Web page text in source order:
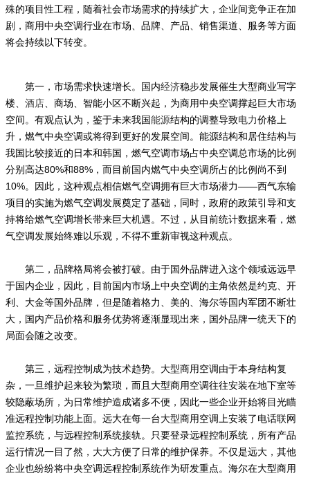
殊的项目性工程，随着社会市场需求的持续扩大，企业间竞争正在加
剧，商用中央空调行业在市场、品牌、产品、销售渠道、服务等方面
将会持续以下转变。
第一，市场需求快速增长。国内经济稳步发展催生大型商业写字
楼、 酒店 、商场、智能小区不断兴起，为商用中央空调撑起巨大市场
空间。有观点认为，鉴于未来我国能源结构的调整导致电力价格上
升，燃气中央空调或将得到更好的发展空间。能源结构和居住结构与
我国比较接近的日本和韩国，燃气空调市场占中央空调总市场的比例
分别高达80%和88%，而目前国内燃气中央空调所占的比例尚不到
10%。因此，这种观点相信燃气空调拥有巨大市场潜力――西气东输
项目的实施为燃气空调发展奠定了基础，同时，政府的政策引导和支
持将给燃气空调增长带来巨大机遇。不过，从目前统计数据来看，燃
气空调发展始终难以乐观，不得不重新审视这种观点。
第二，品牌格局将会被打破。由于国外品牌进入这个领域远远早
于国内企业，因此，目前国内市场上中央空调的主角依然是约克、开
利、大金等国外品牌，但是随着格力、美的、海尔等国内军团不断壮
大，国内产品价格和服务优势将逐渐显现出来，国外品牌一统天下的
局面会随之改变。
第三，远程控制成为技术趋势。大型商用空调由于本身结构复
杂，一旦维护起来较为繁琐，而且大型商用空调往往安装在地下室等
较隐蔽场所，为日常维护造成诸多不便，因此一些企业开始将目光瞄
准远程控制功能上面。远大在每一台大型商用空调上安装了电话联网
监控系统，与远程控制系统接轨。只要登录远程控制系统，所有产品
运行情况一目了然，大大方便了日常的维护保养。不仅是远大，其他
企业也纷纷将中央空调远程控制系统作为研发重点。海尔在大型商用